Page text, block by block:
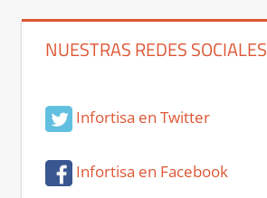
NUESTRAS REDES SOCIALES
Infortisa en Twitter
Infortisa en Facebook